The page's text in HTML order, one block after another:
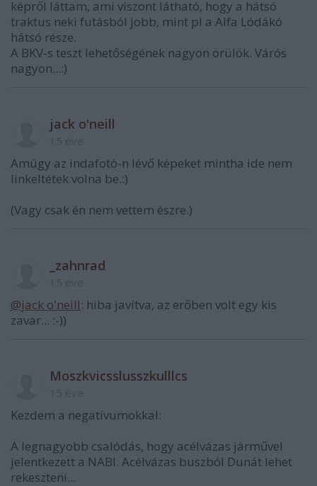
képről láttam, ami viszont látható, hogy a hátsó
traktus neki futásból jobb, mint pl a Alfa Lódákó
hátsó része.
A BKV-s teszt lehetőségének nagyon örülök. Várós
nagyon...:)
jack o'neill
Amúgy az indafotó-n lévő képeket mintha ide nem
linkeltétek volna be.:)
(Vagy csak én nem vettem észre.)
_zahnrad
@jack o'neill: hiba javítva, az erőben volt egy kis
zavar... :-))
Moszkvicsslusszkulllcs
Kezdem a negatívumokkal:
A legnagyobb csalódás, hogy acélvázas járművel
jelentkezett a NABI. Acélvázas buszból Dunát lehet
rekeszteni...